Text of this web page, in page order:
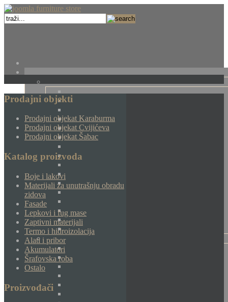
Prodajni objekti
Prodajni objekat Karaburma
Prodajni objekat Cvijićeva
Prodajni objekat Šabac
Katalog proizvoda
Boje i lakovi
Materijali za unutrašnju obradu
zidova
Fasade
Lepkovi i fug mase
Zaptivni materijali
Termo i hidroizolacija
Alati i pribor
Akumulatori
Šrafovska roba
Ostalo
Proizvođači